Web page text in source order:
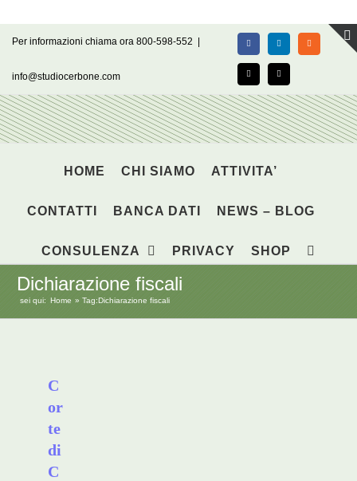
contenuto
Per informazioni chiama ora 800-598-552
info@studiocerbone.com
FacebookLinkedIn Rss
X Email
HOME CHI SIAMO ATTIVITA’
CONTATTI BANCA DATI NEWS – BLOG
CONSULENZA PRIVACY SHOP
Dichiarazione fiscali
sei qui: Home Tag:Dichiarazione fiscali
C
or
te
di
C